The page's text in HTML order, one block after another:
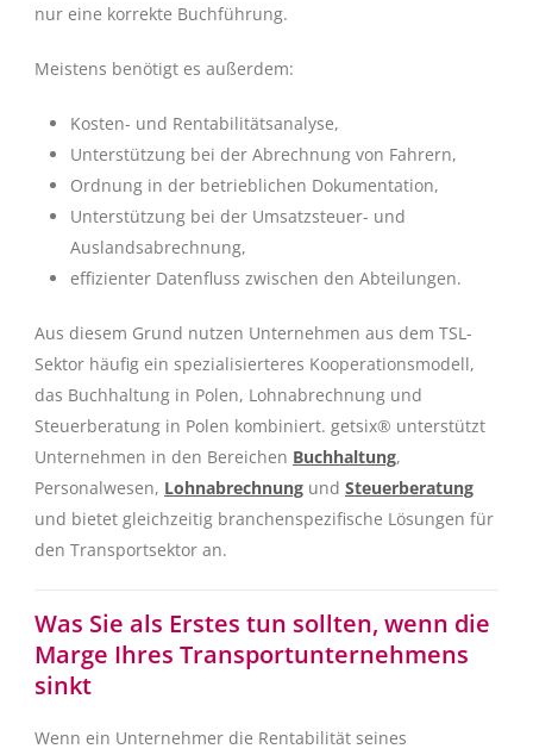
nur eine korrekte Buchführung.
Meistens benötigt es außerdem:
Kosten- und Rentabilitätsanalyse,
Unterstützung bei der Abrechnung von Fahrern,
Ordnung in der betrieblichen Dokumentation,
Unterstützung bei der Umsatzsteuer- und
Auslandsabrechnung,
effizienter Datenfluss zwischen den Abteilungen.
Aus diesem Grund nutzen Unternehmen aus dem TSL-
Sektor häufig ein spezialisierteres Kooperationsmodell,
das Buchhaltung in Polen, Lohnabrechnung und
Steuerberatung in Polen kombiniert. getsix® unterstützt
Unternehmen in den Bereichen Buchhaltung,
Personalwesen, Lohnabrechnung und Steuerberatung
und bietet gleichzeitig branchenspezifische Lösungen für
den Transportsektor an.
Was Sie als Erstes tun sollten, wenn die
Marge Ihres Transportunternehmens
sinkt
Wenn ein Unternehmer die Rentabilität seines